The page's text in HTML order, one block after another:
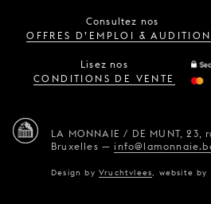
Consultez nos
OFFRES D’EMPLOI &
Lisez nos
CONDITIONS DE VENTE
LA MONNAIE / DE MUNT, 23,
Bruxelles —
Design byVruchtvlees website by